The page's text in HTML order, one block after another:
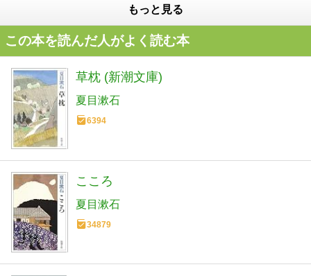
もっと見る
この本を読んだ人がよく読む本
草枕 (新潮文庫)
夏目漱石
6394
こころ
夏目漱石
34879